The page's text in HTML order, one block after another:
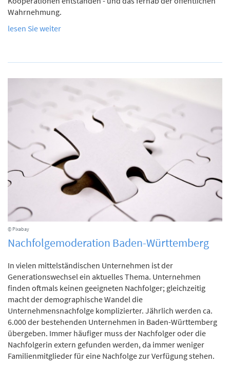
Wahrnehmung.
lesen Sie weiter
© Pixabay
Nachfolgemoderation Baden-Württemberg
In vielen mittelständischen Unternehmen ist der
Generationswechsel ein aktuelles Thema. Unternehmen
finden oftmals keinen geeigneten Nachfolger; gleichzeitig
macht der demographische Wandel die
Unternehmensnachfolge komplizierter. Jährlich werden ca.
6.000 der bestehenden Unternehmen in Baden-Württemberg
übergeben. Immer häufiger muss der Nachfolger oder die
Nachfolgerin extern gefunden werden, da immer weniger
Familienmitglieder für eine Nachfolge zur Verfügung stehen.